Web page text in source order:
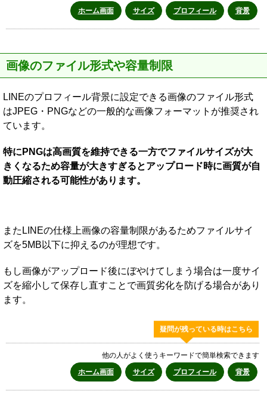
ホーム画面 サイズ プロフィール 背景
画像のファイル形式や容量制限
LINEのプロフィール背景に設定できる画像のファイル形式
はJPEG・PNGなどの一般的な画像フォーマットが推奨され
ています。
特にPNGは高画質を維持できる一方でファイルサイズが大
きくなるため容量が大きすぎるとアップロード時に画質が自
動圧縮される可能性があります。
またLINEの仕様上画像の容量制限があるためファイルサイ
ズを5MB以下に抑えるのが理想です。
もし画像がアップロード後にぼやけてしまう場合は一度サイ
ズを縮小して保存し直すことで画質劣化を防げる場合があり
ます。
疑問が残っている時はこちら
他の人がよく使うキーワードで簡単検索できます
ホーム画面
サイズ プロフィール 背景